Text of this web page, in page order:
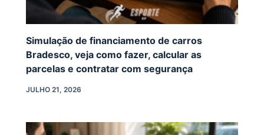
Simulação de financiamento de carros
Bradesco, veja como fazer, calcular as
parcelas e contratar com segurança
JULHO 21, 2026